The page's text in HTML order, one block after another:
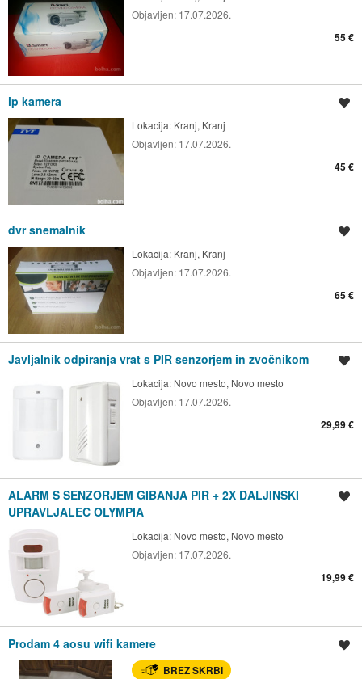
Objavljen: 17.07.2026.
55 €
ip kamera
Lokacija: Kranj, Kranj
Objavljen: 17.07.2026.
45 €
dvr snemalnik
Lokacija: Kranj, Kranj
Objavljen: 17.07.2026.
65 €
Javljalnik odpiranja vrat s PIR senzorjem in zvočnikom
Lokacija: Novo mesto, Novo mesto
Objavljen: 17.07.2026.
29,99 €
ALARM S SENZORJEM GIBANJA PIR + 2X DALJINSKI
UPRAVLJALEC OLYMPIA
Lokacija: Novo mesto, Novo mesto
Objavljen: 17.07.2026.
19,99 €
Prodam 4 aosu wifi kamere
BREZ SKRBI